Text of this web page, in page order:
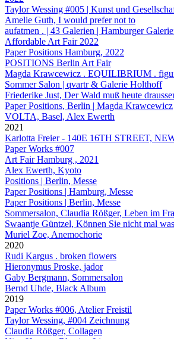
Taylor Wessing #005 | Kunst und
Amelie Guth, I would prefer not to
aufatmen . | 43 Galerien | Hamburger
Affordable Art Fair 2022
Paper Positions Hamburg, 2022
POSITIONS Berlin Art Fair
Magda Krawcewicz . EQUILIBRIUM .
Sommer Salon | qvartr & Galerie Holthoff
Friederike Just, Der Wald muß heute
Paper Positions, Berlin | Magda Krawcewicz
VOLTA, Basel, Alex Ewerth
2021
Karlotta Freier - 140E 16TH STREET,
Paper Works #007
Art Fair Hamburg , 2021
Alex Ewerth, Kyoto
Positions | Berlin, Messe
Paper Positions | Hamburg, Messe
Paper Positions | Berlin, Messe
Sommersalon, Claudia Rößger, Leben im
Swaantje Güntzel, Können Sie nicht mal
Muriel Zoe, Anemochorie
2020
Rudi Kargus . broken flowers
Hieronymus Proske, jador
Gaby Bergmann, Sommersalon
Bernd Uhde, Black Album
2019
Paper Works #006, Atelier Freistil
Taylor Wessing, #004 Zeichnung
Claudia Rößger, Collagen